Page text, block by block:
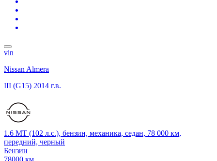
vin
Nissan Almera
III (G15) 2014 г.в.
1.6 MT (102 л.с.), бензин, механика, седан, 78 000 км,
передний, черный
Бензин
78000 км.